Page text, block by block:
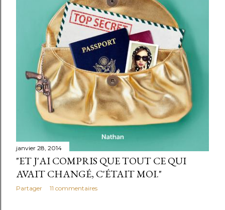
janvier 28, 2014
"ET J'AI COMPRIS QUE TOUT CE QUI
AVAIT CHANGÉ, C'ÉTAIT MOI."
Partager 11 commentaires